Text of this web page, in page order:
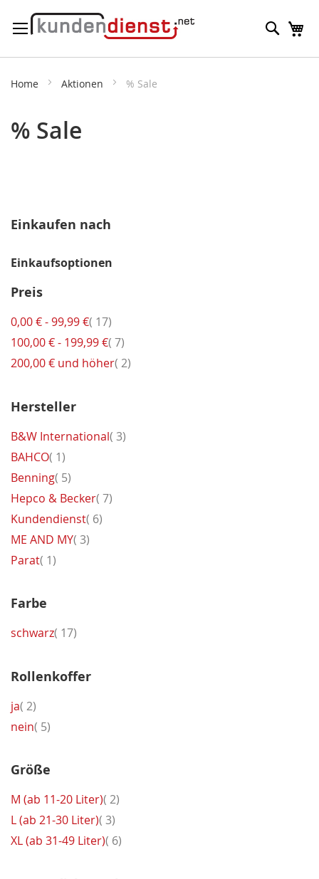
zum
Suche
Home Aktionen % Sale
% Sale
Einkaufen nach
Einkaufsoptionen
Preis
0,00 €-99,99 € 17Artikel
100,00 €- 199,99 € 7Artikel
200,00 € und höher 2Artikel
Hersteller
B&W International 3Artikel
BAHCO 1Artikel
Benning 5Artikel
Hepco & Becker 7Artikel
Kundendienst 6Artikel
ME AND MY 3Artikel
Parat 1Artikel
Farbe
schwarz 17Artikel
Rollenkoffer
ja 2Artikel
nein 5Artikel
Größe
M (ab 11-20 Liter) 2Artikel
L (ab 21-30 Liter) 3Artikel
XL (ab 31-49 Liter) 6Artikel